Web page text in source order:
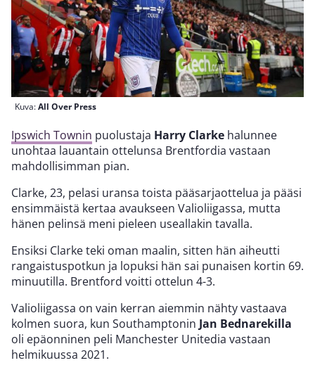
Kuva:All Over Press
Ipswich Townin puolustaja Harry Clarke halunnee
unohtaa lauantain ottelunsa Brentfordia vastaan
mahdollisimman pian.
Clarke, 23, pelasi uransa toista pääsarjaottelua ja pääsi
ensimmäistä kertaa avaukseen Valioliigassa, mutta
hänen pelinsä meni pieleen useallakin tavalla.
Ensiksi Clarke teki oman maalin, sitten hän aiheutti
rangaistuspotkun ja lopuksi hän sai punaisen kortin 69.
minuutilla. Brentford voitti ottelun 4-3.
Valioliigassa on vain kerran aiemmin nähty vastaava
kolmen suora, kun Southamptonin Jan Bednarekilla
oli epäonninen peli Manchester Unitedia vastaan
helmikuussa 2021.